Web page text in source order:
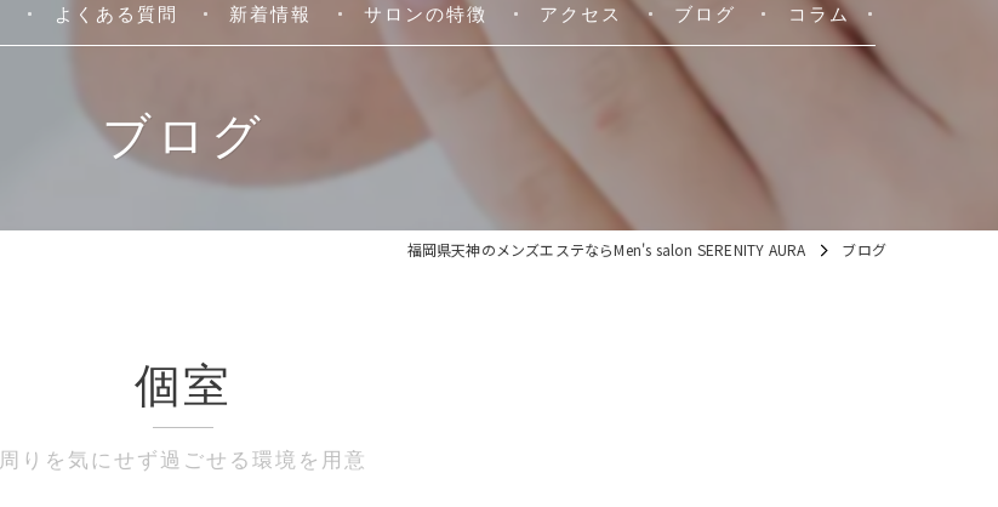
よくある質問 新着情報 サロンの特徴
アロマトリートメント
アクセス
久留米店
ブログ コラム
ブログ
福岡県天神のメンズエステならMen's salon SERENITY AURA ブログ
個室
周りを気にせず過ごせる環境を用意